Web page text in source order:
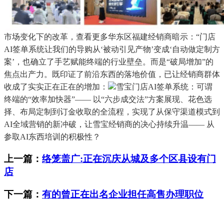
市场变化下的改革，查看更多华东区福建经销商暗示：“门店
AI签单系统让我们的导购从‘被动引见产物’变成‘自动做定制方
案’，也确立了手艺赋能终端的行业壁垒。而是“破局增加”的
焦点出产力。既印证了前沿东西的落地价值，已让经销商群体
收成了实实正在正在的增加：
雪宝门店AI签单系统：可谓
终端的“效率加快器”—— 以“六步成交法”方案展现、花色选
择、布局定制到订金收取的全流程，实现了从保守渠道模式到
AI全域营销的新冲破，让雪宝经销商的决心持续升温—— 从
参取AI东西培训的积极性？
上一篇： 络笼盖广:正在沉庆从城及多个区县设有门
店
下一篇： 有的曾正在出名企业担任高售办理职位